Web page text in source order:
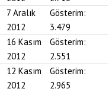
7 Aralık
2012
Gösterim:
3.479
16 Kasım
2012
Gösterim:
2.551
12 Kasım
2012
Gösterim:
2.965